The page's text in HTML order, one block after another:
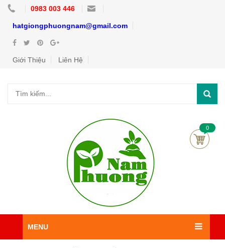
0983 003 446
hatgiongphuongnam@gmail.com
Giới Thiệu Liên Hệ
0
MENU